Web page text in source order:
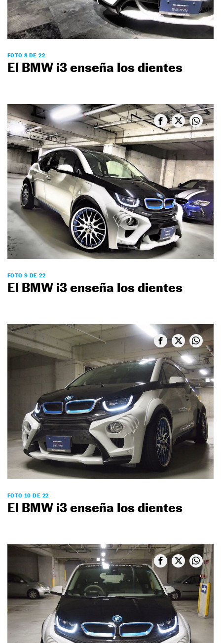
FOTO 8 DE 22
El BMW i3 enseña los dientes
FOTO 9 DE 22
El BMW i3 enseña los dientes
FOTO 10 DE 22
El BMW i3 enseña los dientes